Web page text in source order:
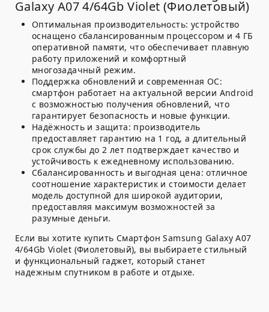
Galaxy A07 4/64Gb Violet (Фиолетовый)
Оптимальная производительность: устройство
оснащено сбалансированным процессором и 4 ГБ
оперативной памяти, что обеспечивает плавную
работу приложений и комфортный
многозадачный режим.
Поддержка обновлений и современная ОС:
смартфон работает на актуальной версии Android
с возможностью получения обновлений, что
гарантирует безопасность и новые функции.
Надёжность и защита: производитель
предоставляет гарантию на 1 год, а длительный
срок службы до 2 лет подтверждает качество и
устойчивость к ежедневному использованию.
Сбалансированность и выгодная цена: отличное
соотношение характеристик и стоимости делает
модель доступной для широкой аудитории,
предоставляя максимум возможностей за
разумные деньги.
Если вы хотите купить Смартфон Samsung Galaxy A07
4/64Gb Violet (Фиолетовый), вы выбираете стильный
и функциональный гаджет, который станет
надежным спутником в работе и отдыхе.